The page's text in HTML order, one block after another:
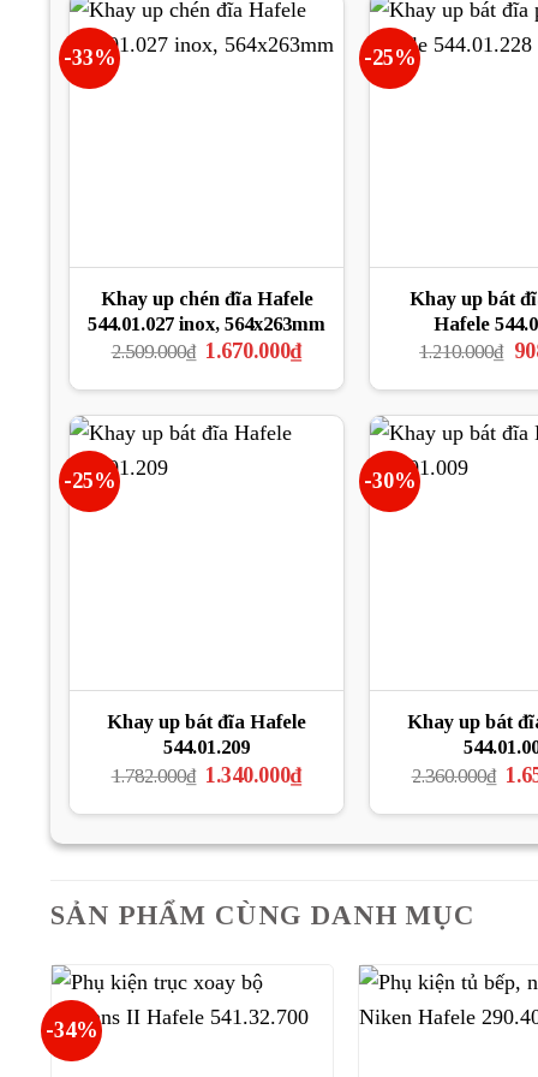
-33%
Khay up chén đĩa Hafele
544.01.027 inox, 564x263mm
2.509.000₫ Giá
là:
1.670.000₫Giá
hiện
tại
1.670.000₫.
-25%
Khay up bát
Hafele
1.210.000₫
là:
-25%
Khay up bát đĩa Hafele
544.01.209
1.782.000₫ Giá
là:
1.340.000₫Giá
hiện
tại
1.340.000₫.
-30%
Khay up bát
2.360.000₫ Giá
là:
SẢN PHẨM CÙNG DANH MỤC
-34%